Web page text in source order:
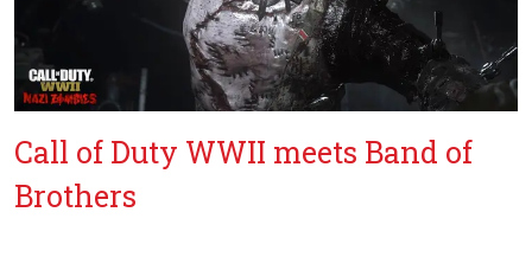
Call of Duty WWII meets Band of
Brothers